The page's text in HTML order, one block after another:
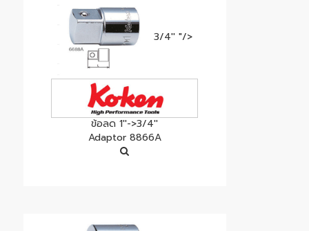
3/4'' "/>
ข้อลด 1''->3/4''
Adaptor 8866A